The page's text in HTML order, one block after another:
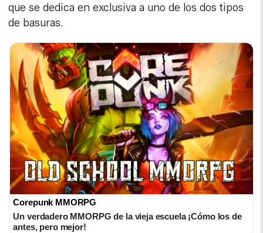
que se dedica en exclusiva a uno de los dos tipos
de basuras.
Corepunk MMORPG
Un verdadero MMORPG de la vieja escuela ¡Cómo los de
antes, pero mejor!